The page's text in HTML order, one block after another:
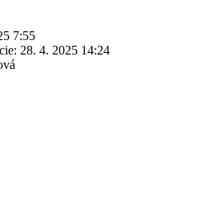
7:55
28. 4. 2025 14:24